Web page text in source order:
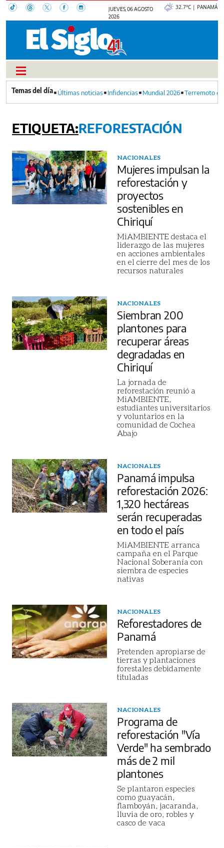
JUEVES, 06 AGOSTO
2026
32.7°C | PANAMÁ
Últimas noticias Infidencias Mundial 2026 Terremoto
REFORESTACIÓN
NACIONALES
Mujeres impulsan la
reforestación y
proyectos
sostenibles en
Chiriquí
MiAMBIENTE destaca el
liderazgo de las mujeres
en acciones ambientales
en el cierre del mes de los
recursos naturales
NACIONALES
Siembran 200
plantones para
recuperar áreas
degradadas en
Chiriquí
La jornada de
reforestación reunió a
MiAMBIENTE,
estudiantes universitarios
y voluntarios en la
comunidad de Cochea
Abajo
NACIONALES
Panamá impulsa
reforestación 2026:
1,320 hectáreas
serán recuperadas
en todo el país
MiAMBIENTE arranca
campaña en el Parque
Nacional Soberanía con
siembra de especies
nativas
NACIONALES
Reforestadores de
Panamá
Pretenden apropiarse de
tierras y plantaciones
forestales debidamente
tituladas
NACIONALES
Programa de
reforestación "Vía
Verde" ha sembrado
más de 2 mil
plantones
Se plantaron especies
como guayacán,
flamboyán, jacaranda,
lluvia de oro, robles y
casco de vaca